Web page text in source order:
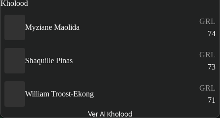
Myziane Maolida
GRL
74
Shaquille Pinas
GRL
73
William Troost-Ekong
GRL
71
Ver Al Kholood